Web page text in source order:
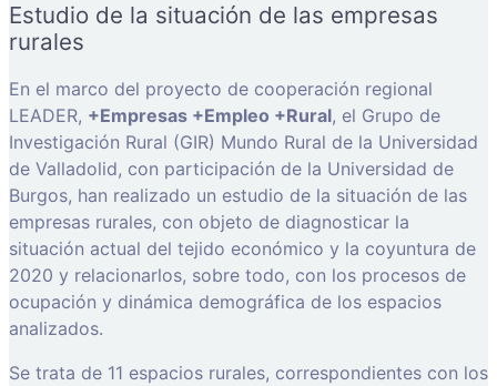
Estudio de la situación de las empresas
rurales
En el marco del proyecto de cooperación regional
LEADER, +Empresas +Empleo +Rural, el Grupo de
Investigación Rural (GIR) Mundo Rural de la Universidad
de Valladolid, con participación de la Universidad de
Burgos, han realizado un estudio de la situación de las
empresas rurales, con objeto de diagnosticar la
situación actual del tejido económico y la coyuntura de
2020 y relacionarlos, sobre todo, con los procesos de
ocupación y dinámica demográfica de los espacios
analizados.
Se trata de 11 espacios rurales, correspondientes con los